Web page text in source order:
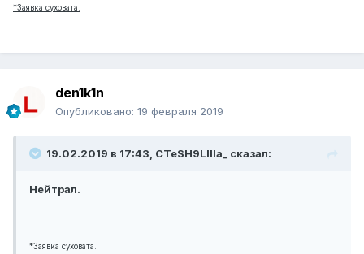
*Заявка суховата.
den1k1n
Опубликовано: 19 февраля 2019
19.02.2019 в 17:43, CTeSH9LIIIa_ сказал:
Нейтрал.
*Заявка суховата.